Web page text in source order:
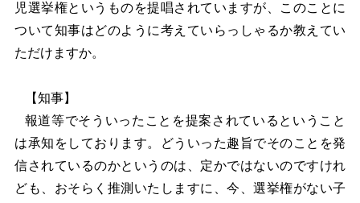
児選挙権というものを提唱されていますが、このことに
ついて知事はどのように考えていらっしゃるか教えてい
ただけますか。
【知事】
報道等でそういったことを提案されているということ
は承知をしております。どういった趣旨でそのことを発
信されているのかというのは、定かではないのですけれ
ども、おそらく推測いたしますに、今、選挙権がない子